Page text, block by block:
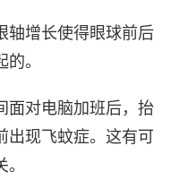
增长使得眼球前后
。
对电脑加班后，抬
出现飞蚊症。这有可